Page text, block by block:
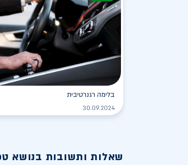
בלימה רגנרטיבית
30.09.2024
שאלות ותשובות בנושא